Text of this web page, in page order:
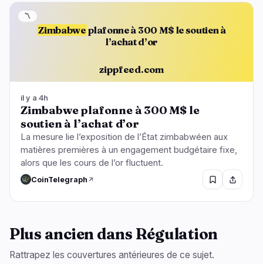
Zimbabwe plafonne à 300 M$ le soutien à
l’achat d’or
zippfeed.com
〽️
il y a 4h
Zimbabwe plafonne à 300 M$ le
soutien à l’achat d’or
La mesure lie l’exposition de l’État zimbabwéen aux
matières premières à un engagement budgétaire fixe,
alors que les cours de l’or fluctuent.
CoinTelegraph
Plus ancien dans Régulation
Rattrapez les couvertures antérieures de ce sujet.